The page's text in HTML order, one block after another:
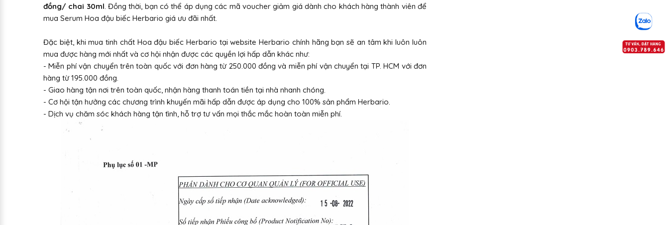
đồng/ chai 30ml. Đồng thời, bạn có thể áp dụng các mã voucher giảm giá dành cho khách hàng thành viên để
mua Serum Hoa đậu biếc Herbario giá ưu đãi nhất.
Đặc biệt, khi mua tinh chất Hoa đậu biếc Herbario tại website Herbario chính hãng bạn sẽ an tâm khi luôn luôn
mua được hàng mới nhất và cơ hội nhận được các quyền lợi hấp dẫn khác như:
- Miễn phí vận chuyển trên toàn quốc với đơn hàng từ 250.000 đồng và miễn phí vận chuyển tại TP. HCM với đơn
hàng từ 195.000 đồng.
- Giao hàng tận nơi trên toàn quốc, nhận hàng thanh toán tiền tại nhà nhanh chóng.
- Cơ hội tận hưởng các chương trình khuyến mãi hấp dẫn được áp dụng cho 100% sản phẩm Herbario.
- Dịch vụ chăm sóc khách hàng tận tình, hỗ trợ tư vấn mọi thắc mắc hoàn toàn miễn phí.